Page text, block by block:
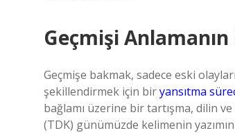
Geçmişi
Geçmişe bakmak, sadece eski
şekillendirmek için biryansıtma
bağlamı üzerine bir tartışma, dilin
(TDK) günümüzde kelimenin